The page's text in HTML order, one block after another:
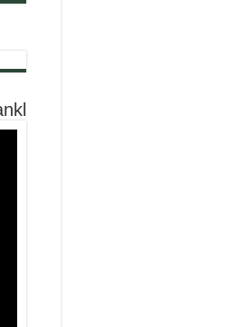
לחץ כאן – למאגר הציטוטים לפי
שאלון בחינה עצמית
מהי אהבה נואטית? מהי משמעות עליונה?